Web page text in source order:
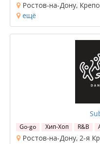
Ростов-на-Дону,
ещё
Go-go Хип-Хоп R&B
Ростов-на-Дону, 2-я